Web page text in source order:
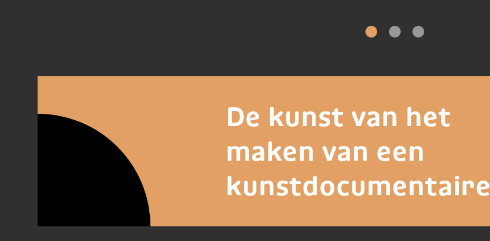
De kunst van het
maken van een
kunstdocumentaire